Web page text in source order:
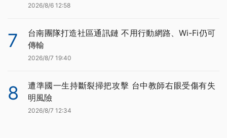
2026/8/6 12:58
7
台南團隊打造社區通訊鏈 不用行動網路、Wi-Fi仍可
傳輸
2026/8/7 19:40
8
遭準國一生持斷裂掃把攻擊 台中教師右眼受傷有失
明風險
2026/8/7 12:34